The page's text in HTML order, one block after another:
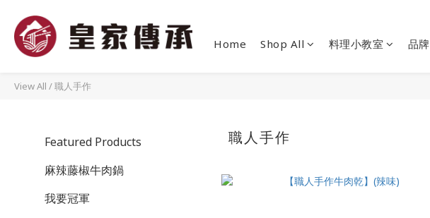
Home Shop All 料理小教室 品
View All /職人手作
Featured Products
麻辣藤椒牛肉鍋
我要冠軍
職人手作